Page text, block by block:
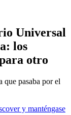
Universal
los
otro
pasaba por el
y manténgase